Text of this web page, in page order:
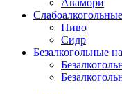
Авамори
Пиво
Сидр
Безалкогольные